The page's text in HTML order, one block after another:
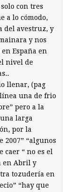
con tres
a lo cómodo,
del avestruz, y
y nos
España en
nivel de
llenar, (pag
una de frio
pero a la
larga
por la
2007” “algunos
caer “ no es el
en Abril y
tozudería en
“hay que